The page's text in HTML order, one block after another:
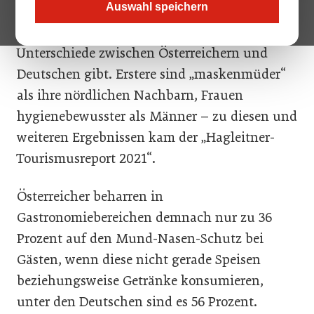
Auswahl speichern
Unternehmen Hagleitner wollte mittels
Unterschiede zwischen Österreichern und
Deutschen gibt. Erstere sind „maskenmüder“
als ihre nördlichen Nachbarn, Frauen
hygienebewusster als Männer – zu diesen und
weiteren Ergebnissen kam der „Hagleitner-
Tourismusreport 2021“.
Österreicher beharren in
Gastronomiebereichen demnach nur zu 36
Prozent auf den Mund-Nasen-Schutz bei
Gästen, wenn diese nicht gerade Speisen
beziehungsweise Getränke konsumieren,
unter den Deutschen sind es 56 Prozent.